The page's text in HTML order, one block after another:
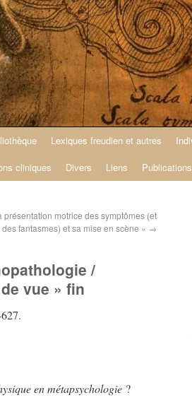
Lexiques freudien et autres
cliniques Divers Liens Publications
présentation motrice des symptômes (et
des fantasmes) et sa mise en scène » →
/
vue » fin
en métapsychologie ?